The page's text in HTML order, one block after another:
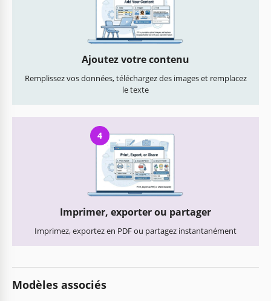
Ajoutez votre contenu
Remplissez vos données, téléchargez des images et remplacez
le texte
4
Imprimer, exporter ou partager
Imprimez, exportez en PDF ou partagez instantanément
Modèles associés